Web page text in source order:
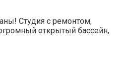
Студия с ремонтом,
открытый бассейн,